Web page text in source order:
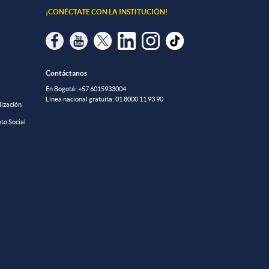
Social
¡CONÉCTATE CON LA INSTITUCIÓN!
Contáctanos
En Bogotá: +57 6015933004
Línea nacional gratuita: 01 8000 11 93 90